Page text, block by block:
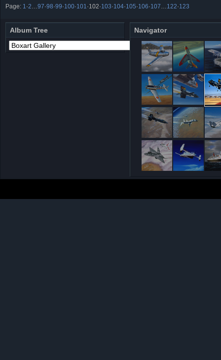
Page: 1 ·2 97·98·99·100·101 ·102·103·104·105·106·107 122·123
Album Tree Navigator